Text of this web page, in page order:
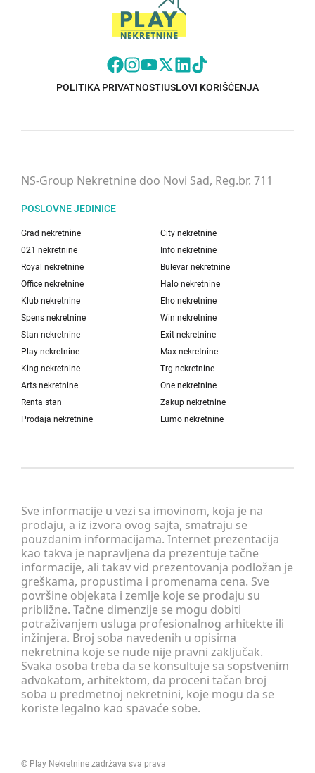
POLITIKA PRIVATNOSTIUSLOVI KORIŠĆENJA
Sve informacije u vezi sa imovinom, koja je na
prodaju, a iz izvora ovog sajta, smatraju se
pouzdanim informacijama. Internet prezentacija
kao takva je napravljena da prezentuje tačne
informacije, ali takav vid prezentovanja podložan je
greškama, propustima i promenama cena. Sve
površine objekata i zemlje koje se prodaju su
približne. Tačne dimenzije se mogu dobiti
potraživanjem usluga profesionalnog arhitekte ili
inžinjera. Broj soba navedenih u opisima
nekretnina koje se nude nije pravni zaključak.
Svaka osoba treba da se konsultuje sa sopstvenim
advokatom, arhitektom, da proceni tačan broj
soba u predmetnoj nekretnini, koje mogu da se
koriste legalno kao spavaće sobe.
NS-Group Nekretnine doo Novi Sad, Reg.br. 711
POSLOVNE JEDINICE
Grad nekretnine
City nekretnine
021 nekretnine
Info nekretnine
Royal nekretnine
Bulevar nekretnine
Office nekretnine
Halo nekretnine
Klub nekretnine
Eho nekretnine
Spens nekretnine
Win nekretnine
Stan nekretnine
Exit nekretnine
Play nekretnine
Max nekretnine
King nekretnine
Trg nekretnine
Arts nekretnine
One nekretnine
Renta stan
Zakup nekretnine
Prodaja nekretnine
Lumo nekretnine
© Play Nekretnine zadržava sva prava